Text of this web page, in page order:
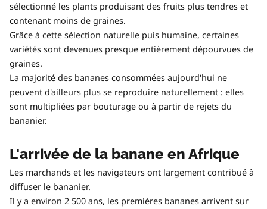
sélectionné les plants produisant des fruits plus tendres et
contenant moins de graines.
Grâce à cette sélection naturelle puis humaine, certaines
variétés sont devenues presque entièrement dépourvues de
graines.
La majorité des bananes consommées aujourd'hui ne
peuvent d'ailleurs plus se reproduire naturellement : elles
sont multipliées par bouturage ou à partir de rejets du
bananier.
L'arrivée de la banane en Afrique
Les marchands et les navigateurs ont largement contribué à
diffuser le bananier.
Il y a environ 2 500 ans, les premières bananes arrivent sur